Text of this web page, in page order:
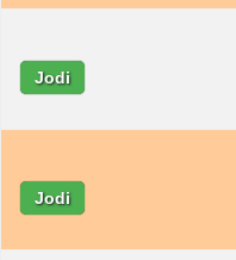
Jodi
Jodi